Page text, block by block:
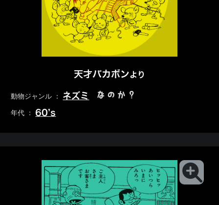
天才バカボンより
動物ジャンル ： ネズミ なのか？
年代 ： 60’s